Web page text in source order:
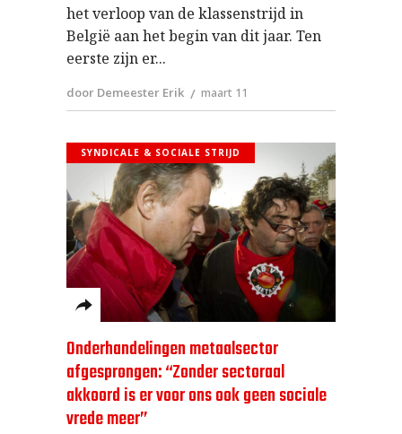
het verloop van de klassenstrijd in
België aan het begin van dit jaar. Ten
eerste zijn er
door Demeester Erik maart 11
SYNDICALE & SOCIALE STRIJD
Onderhandelingen metaalsector
afgesprongen: “Zonder sectoraal
akkoord is er voor ons ook geen sociale
vrede meer”